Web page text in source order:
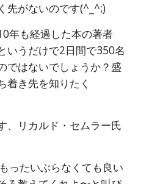
先がないのです(^_^;)
年も経過した本の著者
いうだけで2日間で350名
ではないでしょうか？盛
着き先を知りたく
、リカルド・セムラー氏
ったいぶらなくても良い